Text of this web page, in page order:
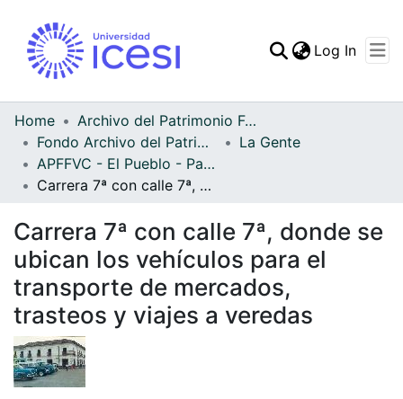
Statistics
Log In
Home
Archivo del Patrimonio Fotográfico y Fílmico del Valle del Cauca
Fondo Archivo del Patrimonio Fotográfico y Fílmico del Valle del Cauca
La Gente
APFFVC - El Pueblo - Patrimonial
Carrera 7ª con calle 7ª, donde se ubican los vehículos para el transporte de mercados, trasteos y viajes a veredas
Carrera 7ª con calle 7ª, donde se
ubican los vehículos para el
transporte de mercados,
trasteos y viajes a veredas